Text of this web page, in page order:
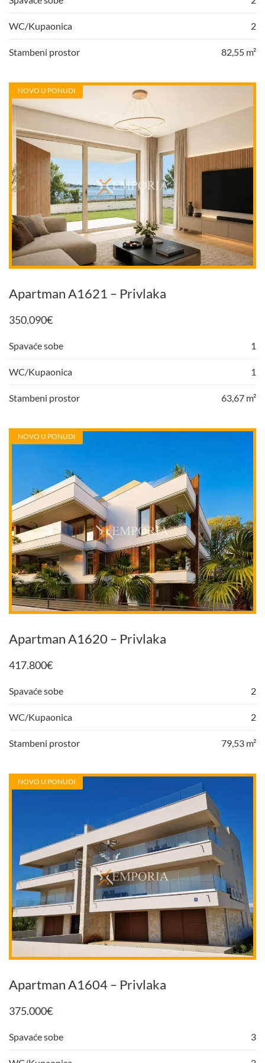
WC/Kupaonica 2
Stambeni prostor 82,55 m²
NOVO U PONUDI
Apartman A1621 – Privlaka
350.090€
Spavaće sobe 1
WC/Kupaonica 1
Stambeni prostor 63,67 m²
NOVO U PONUDI
Apartman A1620 – Privlaka
417.800€
Spavaće sobe 2
WC/Kupaonica 2
Stambeni prostor 79,53 m²
NOVO U PONUDI
Apartman A1604 – Privlaka
375.000€
Spavaće sobe 3